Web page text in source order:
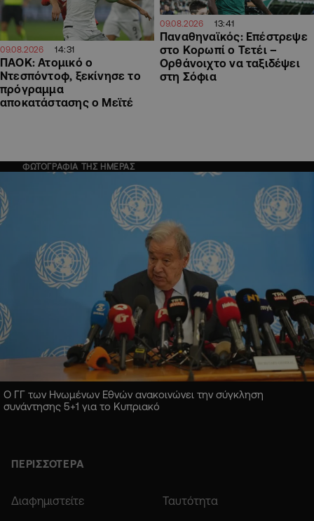
09.08.2026 14:31
ΠΑΟΚ: Ατομικό ο
Ντεσπόντοφ, ξεκίνησε το
πρόγραμμα
αποκατάστασης ο Μεϊτέ
09.08.2026 13:41
Παναθηναϊκός: Επέστρεψε
στο Κορωπί ο Τετέι –
Ορθάνοιχτο να ταξιδέψει
στη Σόφια
ΦΩΤΟΓΡΑΦΙΑ ΤΗΣ ΗΜΕΡΑΣ
Ο ΓΓ των Ηνωμένων Εθνών ανακοινώνει την σύγκληση
συνάντησης 5+1 για το Κυπριακό
ΠΕΡΙΣΣΟΤΕΡΑ
Διαφημιστείτε Ταυτότητα